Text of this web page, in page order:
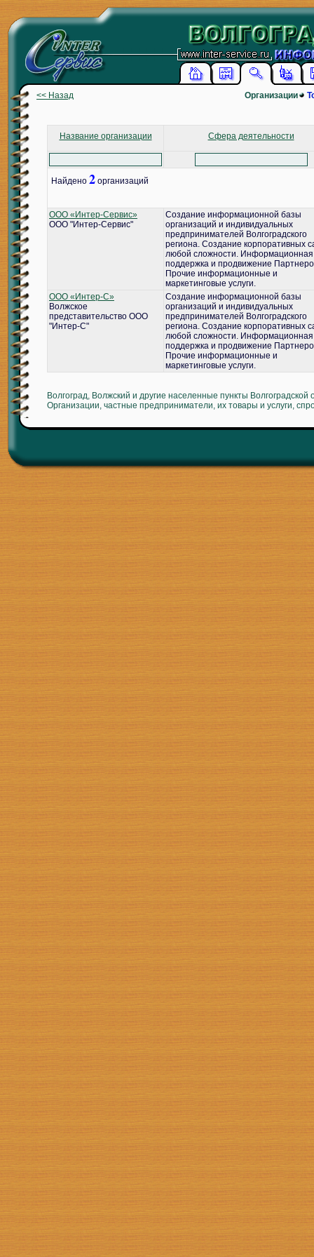
<< Назад Организации
Название организации Сфера деятельности
Найдено 2 организаций
ООО «Интер-Сервис»
ООО "Интер-Сервис"
Создание информационной базы
организаций и индивидуальных
предпринимателей Волгоградского
региона. Создание корпоративных
любой сложности. Информационная
поддержка и продвижение
Прочие информационные и
маркетинговые услуги.
ООО «Интер-С»
Волжское
представительство ООО
"Интер-С"
Создание информационной базы
организаций и индивидуальных
предпринимателей Волгоградского
региона. Создание корпоративных
любой сложности. Информационная
поддержка и продвижение
Прочие информационные и
маркетинговые услуги.
Волгоград, Волжский и другие населенные пункты Волгоградской
Организации, частные предприниматели, их товары и услуги,